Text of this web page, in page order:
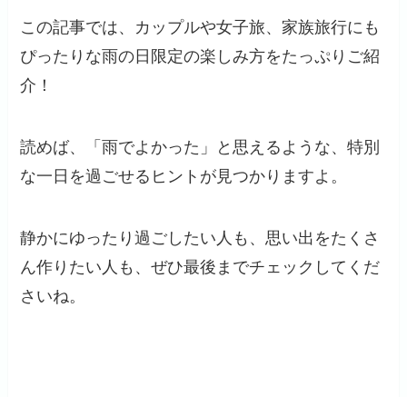
この記事では、カップルや女子旅、家族旅行にも
ぴったりな雨の日限定の楽しみ方をたっぷりご紹
介！
読めば、「雨でよかった」と思えるような、特別
な一日を過ごせるヒントが見つかりますよ。
静かにゆったり過ごしたい人も、思い出をたくさ
ん作りたい人も、ぜひ最後までチェックしてくだ
さいね。